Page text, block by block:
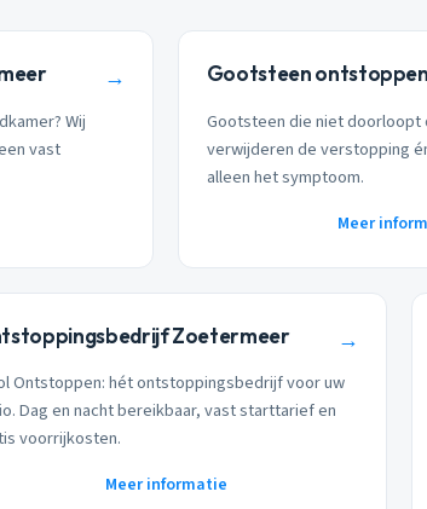
→
Wij
vast
Gootsteen
Gootsteen die niet doorloopt
verwijderen de verstopping
alleen het symptoom.
Meer
Zoetermeer →
Ontstoppen: hét ontstoppingsbedrijf voor uw
Dag en nacht bereikbaar, vast starttarief en
voorrijkosten.
Meer informatie